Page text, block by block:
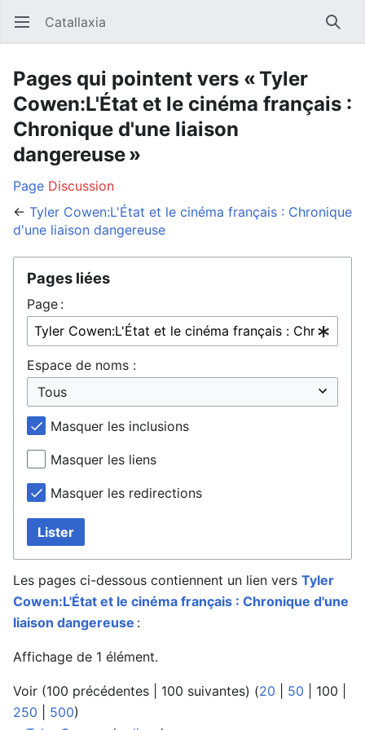
Ouvrir le menu principal Catallaxia
Pages qui pointent vers « Tyler
Cowen:L'État et le cinéma français :
Chronique d'une liaison
dangereuse »
Page Discussion
← Tyler Cowen:L'État et le cinéma français : Chronique
d'une liaison dangereuse
Pages liées
Page :
Espace de noms :
Masquer les inclusions
Masquer les liens
Masquer les redirections
Lister
Les pages ci-dessous contiennent un lien vers Tyler
Cowen:L'État et le cinéma français : Chronique d'une
liaison dangereuse :
Affichage de 1 élément.
Voir (100 précédentes 100 suivantes) (20 50 100
250
500)